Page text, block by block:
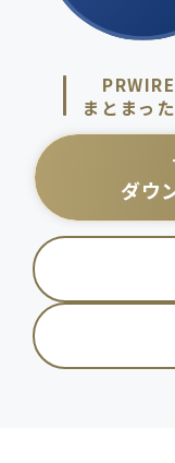
まとまっ
ダウ